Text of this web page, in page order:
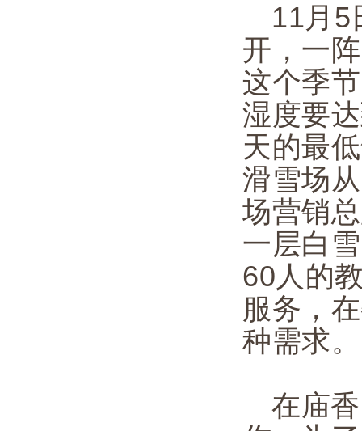
11月5
开，一
这个季
湿度要
天的最
滑雪场
场营销
一层白
60人的
服务，
种需求。
在庙